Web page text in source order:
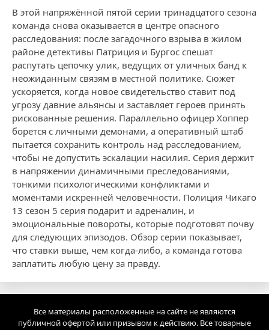
В этой напряжённой пятой серии тринадцатого сезона
команда снова оказывается в центре опасного
расследования: после загадочного взрыва в жилом
районе детективы Патриция и Бургос спешат
распутать цепочку улик, ведущих от уличных банд к
неожиданным связям в местной политике. Сюжет
ускоряется, когда новое свидетельство ставит под
угрозу давние альянсы и заставляет героев принять
рискованные решения. Параллельно офицер Хоппер
борется с личными демонами, а оперативный штаб
пытается сохранить контроль над расследованием,
чтобы не допустить эскалации насилия. Серия держит
в напряжении динамичными преследованиями,
тонкими психологическими конфликтами и
моментами искренней человечности. Полиция Чикаго
13 сезон 5 серия подарит и адреналин, и
эмоциональные повороты, которые подготовят почву
для следующих эпизодов. Обзор серии показывает,
что ставки выше, чем когда-либо, а команда готова
заплатить любую цену за правду.
Все материалы расположенные на сайте не являются
публичной офертой или призывом к действию. Все товарные